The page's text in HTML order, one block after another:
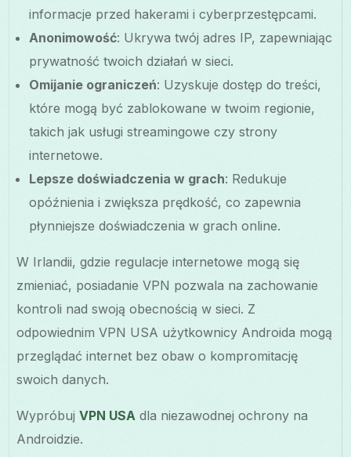
informacje przed hakerami i cyberprzestępcami.
Anonimowość: Ukrywa twój adres IP, zapewniając
prywatność twoich działań w sieci.
Omijanie ograniczeń: Uzyskuje dostęp do treści,
które mogą być zablokowane w twoim regionie,
takich jak usługi streamingowe czy strony
internetowe.
Lepsze doświadczenia w grach: Redukuje
opóźnienia i zwiększa prędkość, co zapewnia
płynniejsze doświadczenia w grach online.
W Irlandii, gdzie regulacje internetowe mogą się
zmieniać, posiadanie VPN pozwala na zachowanie
kontroli nad swoją obecnością w sieci. Z
odpowiednim VPN USA użytkownicy Androida mogą
przeglądać internet bez obaw o kompromitację
swoich danych.
WypróbujVPN USA dla niezawodnej ochrony na
Androidzie.